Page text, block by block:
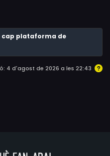
matrimoni fracassat, un
històries i nous
entre els barrocs murs
cap plataforma de
4 d'agost de 2026 a les 22:43